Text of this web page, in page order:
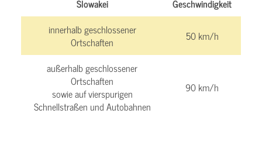
Slowakei
Geschwindigkeit
innerhalb geschlossener
Ortschaften
50 km/h
außerhalb geschlossener
Ortschaften
sowie auf vierspurigen
Schnellstraßen und Autobahnen
90 km/h